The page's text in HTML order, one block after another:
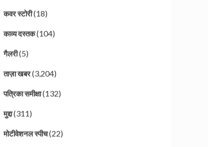
कवर स्टोरी(18)
काव्य दस्तक(104)
गैलरी(5)
ताज़ा खबर(3,204)
पत्रिका समीक्षा(132)
मुद्दा(311)
मोटीवेशनल स्पीच(22)